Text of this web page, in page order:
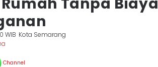
WIB Kota Semarang
Channel